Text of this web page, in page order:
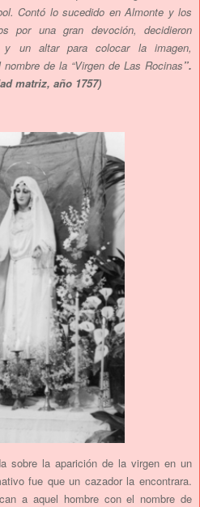
Contó lo sucedido en Almonte y los
por una gran devoción, decidieron
y un altar para colocar la imagen,
de la “Virgen de Las Rocinas”.
matriz, año 1757)
sobre la aparición de la virgen en un
fue que un cazador la encontrara.
a aquel hombre con el nombre de